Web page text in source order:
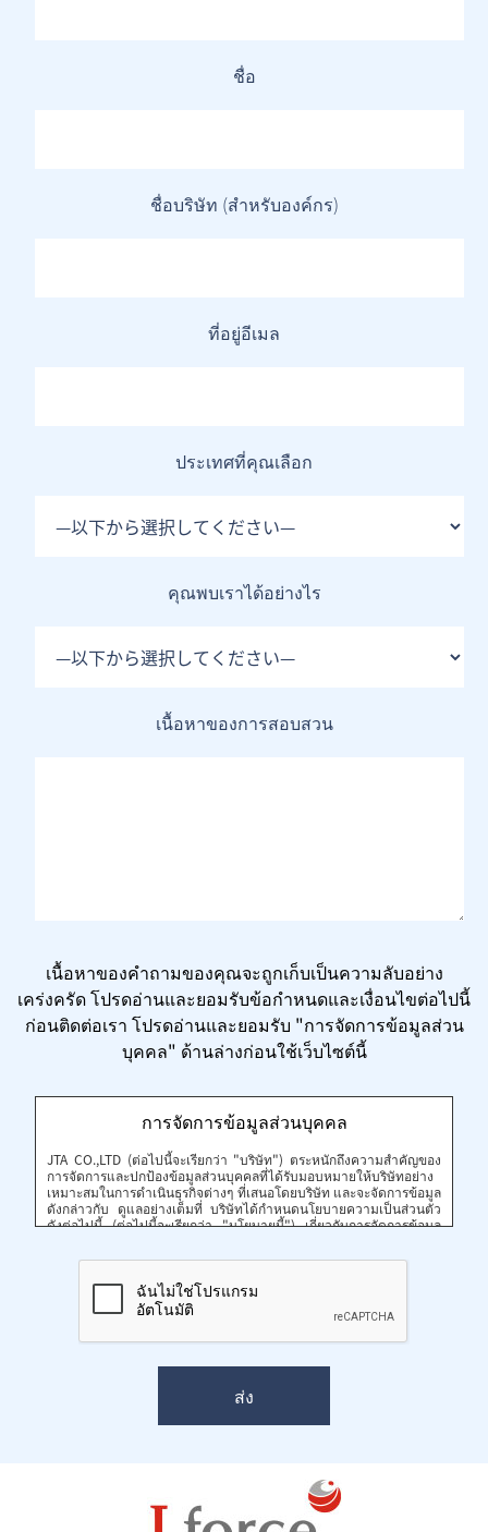
ชื่อ
ชื่อบริษัท (สำหรับองค์กร)
ที่อยู่อีเมล
ประเทศที่คุณเลือก
คุณพบเราได้อย่างไร
เนื้อหาของการสอบสวน
เนื้อหาของคำถามของคุณจะถูกเก็บเป็นความลับอย่าง
เคร่งครัด โปรดอ่านและยอมรับข้อกำหนดและเงื่อนไขต่อไปนี้
ก่อนติดต่อเรา โปรดอ่านและยอมรับ "การจัดการข้อมูลส่วน
บุคคล" ด้านล่างก่อนใช้เว็บไซต์นี้
การจัดการข้อมูลส่วนบุคคล
JTA CO.,LTD (ต่อไปนี้จะเรียกว่า "บริษัท") ตระหนักถึงความสำคัญของ
การจัดการและปกป้องข้อมูลส่วนบุคคลที่ได้รับมอบหมายให้บริษัทอย่าง
เหมาะสมในการดำเนินธุรกิจต่างๆ ที่เสนอโดยบริษัท และจะจัดการข้อมูล
ดังกล่าวกับ ดูแลอย่างเต็มที่ บริษัทได้กำหนดนโยบายความเป็นส่วนตัว
ดังต่อไปนี้ (ต่อไปนี้จะเรียกว่า "นโยบายนี้") เกี่ยวกับการจัดการข้อมูล
นี้จะเรียกว่า "นโยบาย") เกี่ยวกับการจัดการข้อมูลส่วนบุคคล
คำว่า "ข้อมูลส่วนบุคคล" หมายถึง "ข้อมูลส่วนบุคคล" ตามที่กำหนดไว้
ในกฎหมายคุ้มครองข้อมูลส่วนบุคคล ซึ่งสามารถใช้เพื่อระบุตัวบุคคล
ตามชื่อ วันเกิด ที่อยู่ หมายเลขโทรศัพท์ ข้อมูลติดต่อ หรือคำอธิบายอื่น ๆ
ที่มีอยู่ใน ข้อมูล.
บริษัทของเรารวบรวมข้อมูลส่วนบุคคลต่อไปนี้บนเว็บไซต์ของเราหรือ
ผ่านวิธีการที่เทียบเท่ากับธุรกิจต่างๆ ของเรา ชื่อ เพศ อายุ ที่อยู่
หมายเลขโทรศัพท์ ที่อยู่อีเมล สถานที่ทำงาน และข้อมูลอื่น ๆ ที่บริษัท
การส่งข้อมูลในเรื่องที่จำเป็นสำหรับการดำเนินงานของโครงการนี้ เช่น
การติดต่อเกี่ยวกับโครงการนี้
การให้ข้อมูลผ่านนิตยสารทางไปรษณีย์ ฯลฯ